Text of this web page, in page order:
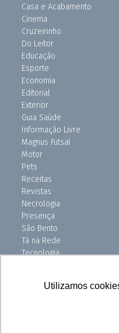
Utilizamos
Casa e Acabamento
Cinema
Cruzeirinho
Do Leitor
Educação
Esporte
Economia
Editorial
Exterior
Guia Saúde
Informação Livre
Magnus Futsal
Motor
Pets
Receitas
Revistas
Necrologia
Presença
São Bento
Tá na Rede
Tecnologia